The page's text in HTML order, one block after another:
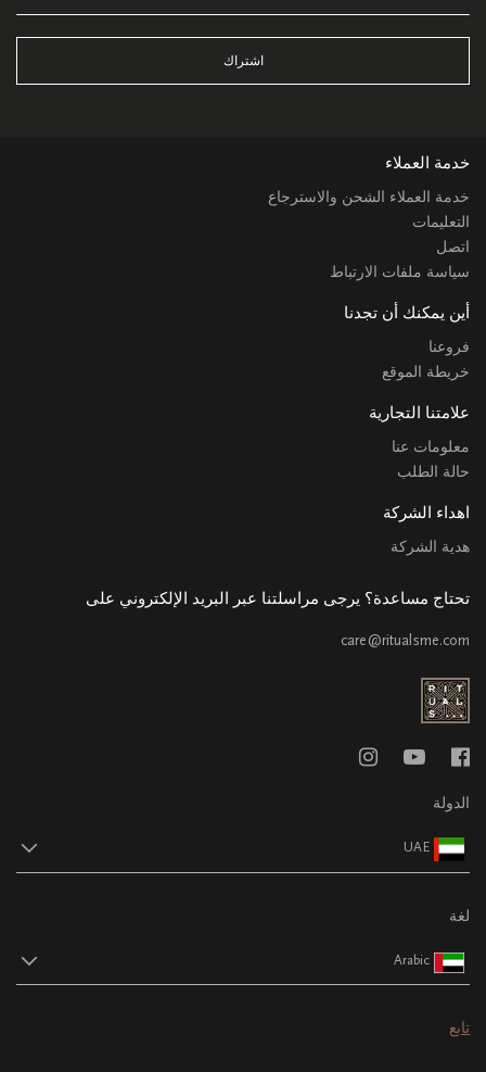
اشتراك
خدمة العملاء
خدمة العملاء الشحن والاسترجاع
التعليمات
اتصل
سياسة ملفات الارتباط
أين يمكنك أن تجدنا
فروعنا
خريطة الموقع
علامتنا التجارية
معلومات عنا
حالة الطلب
اهداء الشركة
هدية الشركة
تحتاج مساعدة؟ يرجى مراسلتنا عبر البريد الإلكتروني على
care@ritualsme.com
الدولة
UAE
لغة
Arabic
تابع